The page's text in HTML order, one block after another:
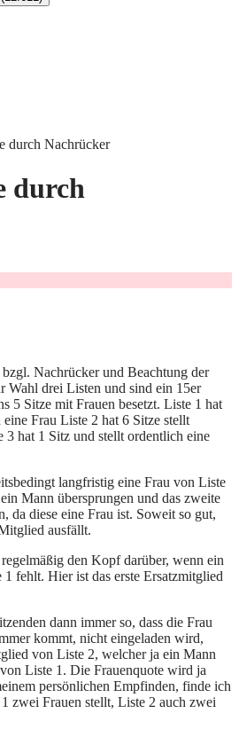
durch Nachrücker
durch
Nachrücker und Beachtung der
Wahl drei Listen und sind ein 15er
5 Sitze mit Frauen besetzt. Liste 1 hat
Frau Liste 2 hat 6 Sitze stellt
3 hat 1 Sitz und stellt ordentlich eine
langfristig eine Frau von Liste
Mann übersprungen und das zweite
da diese eine Frau ist. Soweit so gut,
ausfällt.
den Kopf darüber, wenn ein
fehlt. Hier ist das erste Ersatzmitglied
dann immer so, dass die Frau
kommt, nicht eingeladen wird,
von Liste 2, welcher ja ein Mann
Liste 1. Die Frauenquote wird ja
persönlichen Empfinden, finde ich
zwei Frauen stellt, Liste 2 auch zwei